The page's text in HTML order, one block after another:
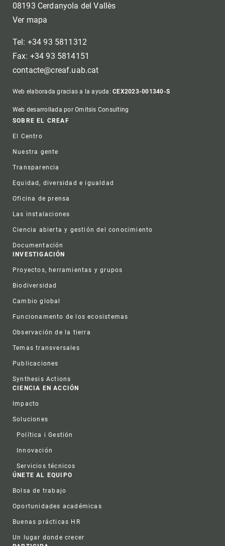
08193 Cerdanyola del Vallès
Ver mapa
Tel: +34 93 5811312
Fax: +34 93 5814151
contacte@creaf.uab.cat
Web elaborada gracias a la ayuda:CEX2023-001340-S
Web desarrollada por Omitsis Consulting
Footer
SOBRE EL CREAF
El Centro
Nuestra gente
Transparencia
Equidad, diversidad e igualdad
Oficina de prensa
Las instalaciones
Ciencia abierta y gestión del conocimiento
Documentación
INVESTIGACIÓN
Proyectos, herramientas y grupos
Biodiversidad
Cambio global
Funcionamento de los ecosistemas
Observación de la tierra
Temas transversales
Publicaciones
Synthesis Actions
CIENCIA EN ACCIÓN
Impacto
Soluciones
Política i Gestión
Innovación
Servicios técnicos
ÚNETE AL EQUIPO
Bolsa de trabajo
Oportunidades académicas
Buenas prácticas HR
Un lugar donde crecer